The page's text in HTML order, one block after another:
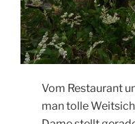
Vom Restaurant
man tolle